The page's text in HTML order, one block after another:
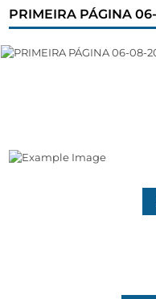
PRIMEIRA PÁGINA